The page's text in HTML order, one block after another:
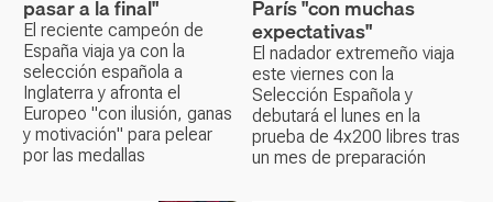
pasar a la final"
El reciente campeón de
España viaja ya con la
selección española a
Inglaterra y afronta el
Europeo "con ilusión, ganas
y motivación" para pelear
por las medallas
París "con muchas
expectativas"
El nadador extremeño viaja
este viernes con la
Selección Española y
debutará el lunes en la
prueba de 4x200 libres tras
un mes de preparación